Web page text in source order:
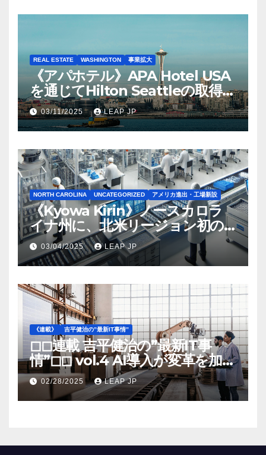
REAL ESTATE WASHINGTON 事業拡大
《アパホテル》APA Hotel USA
を通じてHilton Seattleの取得を
完了
03/11/2025 LEAP JP
NORTH CAROLINA UNCATEGORIZED アメリカ進出・工場新設
《Kyowa Kirin》ノースカロラ
イナ州に、北米リージョン初の
工場建設を決定
03/04/2025 LEAP JP
《連載》 吉平健治の”最新IT事情”
◻︎◻︎連載 吉平健治の”最新IT事
情”◻︎◻︎ vol.4 AI導入が変革を加速
する米国製造業の最前線
02/28/2025 LEAP JP